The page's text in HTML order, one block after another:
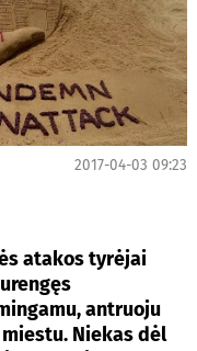
2017-04-03 09:23
atakos tyrėjai
antruoju
Niekas dėl